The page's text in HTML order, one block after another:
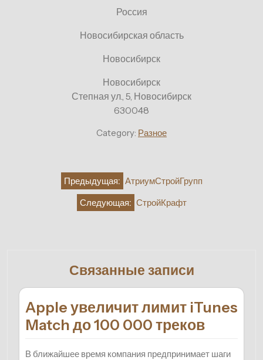
Россия
Новосибирская область
Новосибирск
Новосибирск
Степная ул., 5, Новосибирск
630048
Category: Разное
НавигацияПредыдущая: АтриумСтройГрупп
Следующая: СтройКрафт
Связанные записи
Apple увеличит лимит iTunes
Match до 100 000 треков
В ближайшее время компания предпринимает шаги